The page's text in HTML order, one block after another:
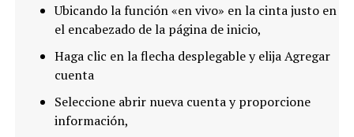
Ubicando la función «en vivo» en la cinta justo en
el encabezado de la página de inicio,
Haga clic en la flecha desplegable y elija Agregar
cuenta
Seleccione abrir nueva cuenta y proporcione
información,